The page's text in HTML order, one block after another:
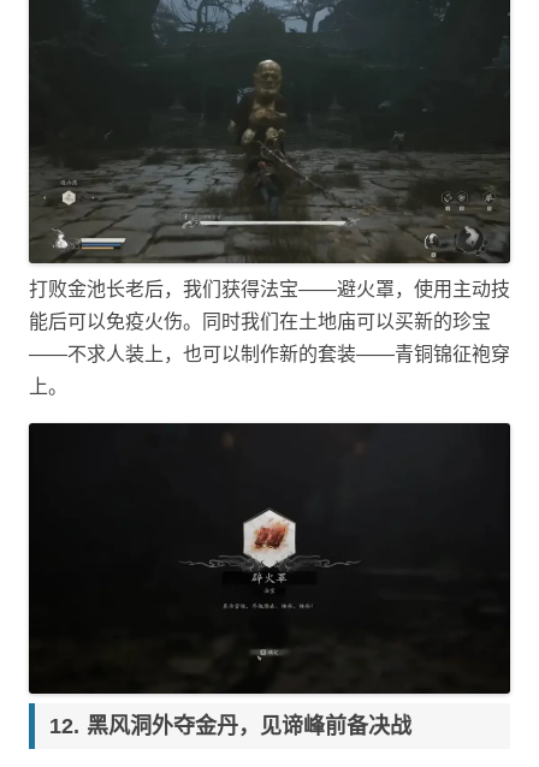
打败金池长老后，我们获得法宝——避火罩，使用主动技
能后可以免疫火伤。同时我们在土地庙可以买新的珍宝
——不求人装上，也可以制作新的套装——青铜锦征袍穿
上。
黑风洞外夺金丹，见谛峰前备决战